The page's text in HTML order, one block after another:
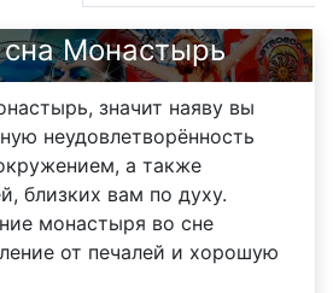
сна Монастырь
значит наяву вы
неудовлетворённость
а также
близких вам по духу.
монастыря во сне
от печалей и хорошую